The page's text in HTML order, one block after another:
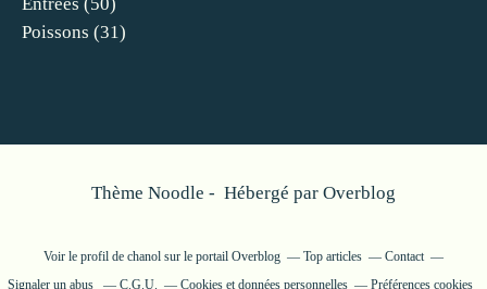
Poissons (31)
Thème Noodle - Hébergé par Overblog
Voir le profil de chanol sur le portail Overblog Top articles
Contact
Signaler un abus
C.G.U. Cookies et données personnelles Préférences cookies